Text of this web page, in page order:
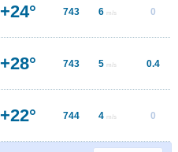
+24° 743 6 m/s 0
+28° 743 5 m/s 0.4
+22° 744 4 m/s 0